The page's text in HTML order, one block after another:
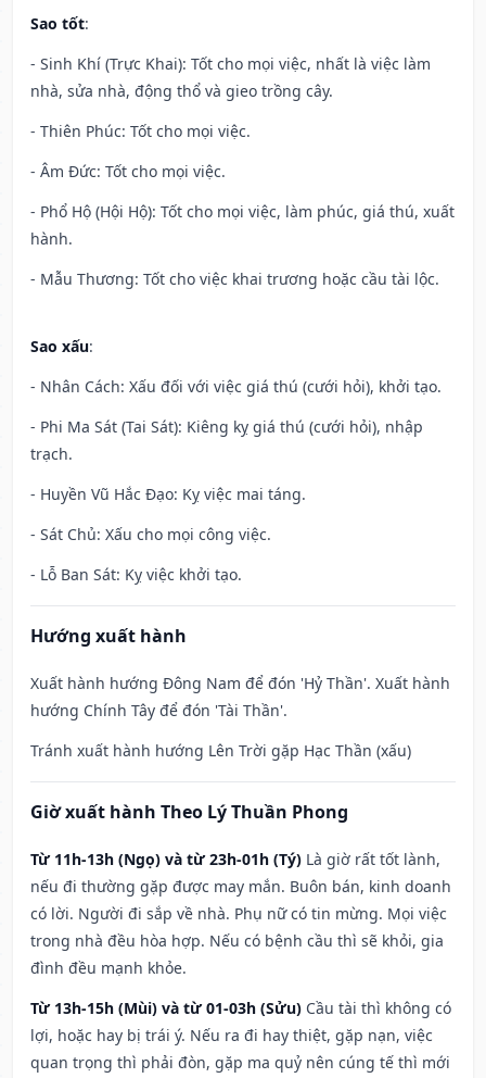
Sao tốt:
- Sinh Khí (Trực Khai): Tốt cho mọi việc, nhất là việc làm
nhà, sửa nhà, động thổ và gieo trồng cây.
- Thiên Phúc: Tốt cho mọi việc.
- Âm Đức: Tốt cho mọi việc.
- Phổ Hộ (Hội Hộ): Tốt cho mọi việc, làm phúc, giá thú, xuất
hành.
- Mẫu Thương: Tốt cho việc khai trương hoặc cầu tài lộc.
Sao xấu:
- Nhân Cách: Xấu đối với việc giá thú (cưới hỏi), khởi tạo.
- Phi Ma Sát (Tai Sát): Kiêng kỵ giá thú (cưới hỏi), nhập
trạch.
- Huyền Vũ Hắc Đạo: Kỵ việc mai táng.
- Sát Chủ: Xấu cho mọi công việc.
- Lỗ Ban Sát: Kỵ việc khởi tạo.
Hướng xuất hành
Xuất hành hướng Đông Nam để đón 'Hỷ Thần'. Xuất hành
hướng Chính Tây để đón 'Tài Thần'.
Tránh xuất hành hướng Lên Trời gặp Hạc Thần (xấu)
Giờ xuất hành Theo Lý Thuần Phong
Từ 11h-13h (Ngọ) và từ 23h-01h (Tý) Là giờ rất tốt lành,
nếu đi thường gặp được may mắn. Buôn bán, kinh doanh
có lời. Người đi sắp về nhà. Phụ nữ có tin mừng. Mọi việc
trong nhà đều hòa hợp. Nếu có bệnh cầu thì sẽ khỏi, gia
đình đều mạnh khỏe.
Từ 13h-15h (Mùi) và từ 01-03h (Sửu) Cầu tài thì không có
lợi, hoặc hay bị trái ý. Nếu ra đi hay thiệt, gặp nạn, việc
quan trọng thì phải đòn, gặp ma quỷ nên cúng tế thì mới